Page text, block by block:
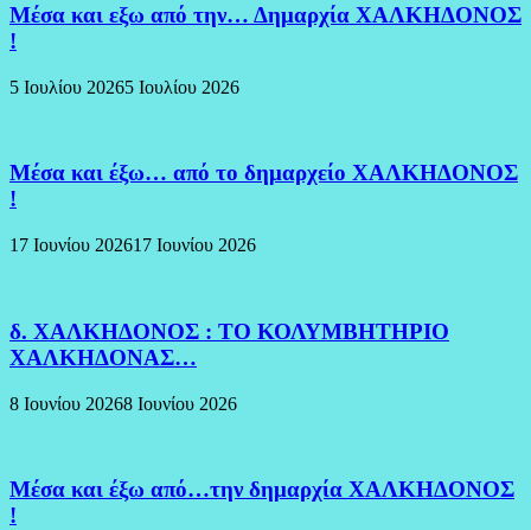
Μέσα και εξω από την… Δημαρχία ΧΑΛΚΗΔΟΝΟΣ
!
5 Ιουλίου 20265 Ιουλίου 2026
Μέσα και έξω… από το δημαρχείο ΧΑΛΚΗΔΟΝΟΣ
!
17 Ιουνίου 202617 Ιουνίου 2026
δ. ΧΑΛΚΗΔΟΝΟΣ : ΤΟ ΚΟΛΥΜΒΗΤΗΡΙΟ
ΧΑΛΚΗΔΟΝΑΣ…
8 Ιουνίου 20268 Ιουνίου 2026
Μέσα και έξω από…την δημαρχία ΧΑΛΚΗΔΟΝΟΣ
!